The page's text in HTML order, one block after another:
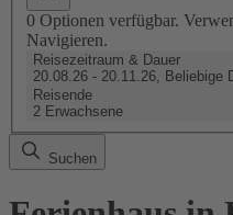
0 Optionen verfügbar.
Navigieren.
Reisezeitraum & Dauer
20.08.26 - 20.11.26, Beliebige
Reisende
2 Erwachsene
Suchen